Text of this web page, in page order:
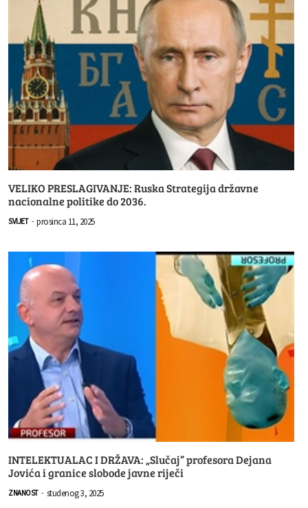
VELIKO PRESLAGIVANJE: Ruska Strategija državne
nacionalne politike do 2036.
SVIJET - prosinca 11, 2025
INTELEKTUALAC I DRŽAVA: „Slučaj” profesora Dejana
Jovića i granice slobode javne riječi
ZNANOST - studenog 3, 2025